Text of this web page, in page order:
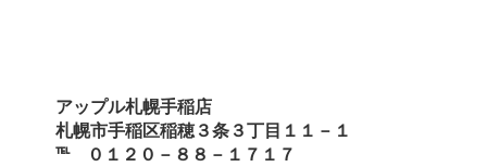
アップル札幌手稲店
札幌市手稲区稲穂３条３丁目１１－１
℡　０１２０－８８－１７１７